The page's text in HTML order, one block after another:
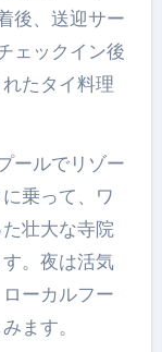
後、送迎サー
ェックイン後
たタイ料理
ールでリゾー
乗って、ワ
壮大な寺院
。夜は活気
ーカルフー
ます。